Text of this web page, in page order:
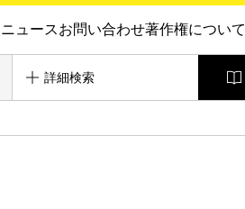
ニュースお問い合わせ著作権について
詳細検索